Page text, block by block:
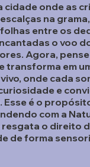
cidade onde as
na
entre os
o voo
Agora, pense
transforma em
onde cada
e
é o
com a
o direito
de forma